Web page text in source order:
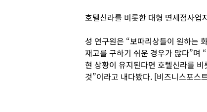
호텔신라를 비롯한 대형 면세점사업
성 연구원은 “보따리상들이 원하는
재고를 구하기 쉬운 경우가 많다”며
현 상황이 유지된다면 호텔신라를
것”이라고 내다봤다. [비즈니스포스